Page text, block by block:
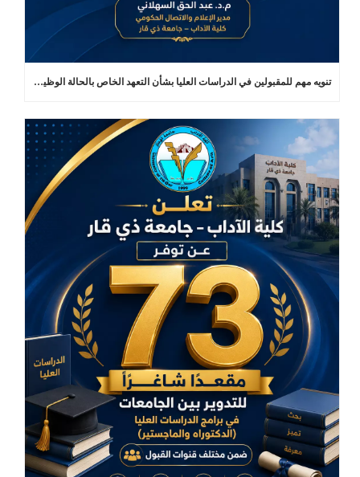
تنويه مهم للمقبولين في الدراسات العليا بشأن التعهد الخاص بالحالة الوظيفية